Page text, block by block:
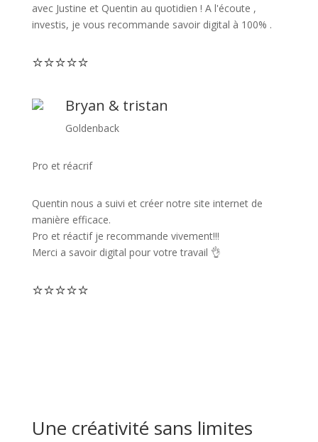
avec Justine et Quentin au quotidien ! A l'écoute ,
investis, je vous recommande savoir digital à 100% .
⭐⭐⭐⭐⭐
Bryan & tristan
Goldenback
Pro et réacrif
Quentin nous a suivi et créer notre site internet de
manière efficace.
Pro et réactif je recommande vivement!!!
Merci a savoir digital pour votre travail 👌
⭐⭐⭐⭐⭐
Une créativité sans limites